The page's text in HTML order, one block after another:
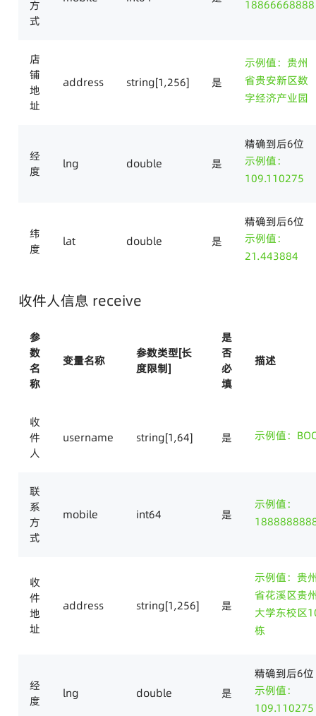
方
式
18866668888
店
铺
地
址
address string[1,256] 是
示例值：贵州
省贵安新区数
字经济产业园
经
度
lng double 是
精确到后6位
示例值：
109.110275
纬
度
lat double 是
精确到后6位
示例值：
21.443884
收件人信息 receive
参
数
名
称
变量名称
参数类型[长
度限制]
是
否
必
填
描述
收
件
人
username string[1,64] 是 示例值：
联
系
方
式
mobile int64 是
示例值：
收
件
地
址
address string[1,256] 是
示例值：贵
省花溪区贵
大学东校区
栋
经
度
lng double 是
精确到后6位
示例值：
109.110275